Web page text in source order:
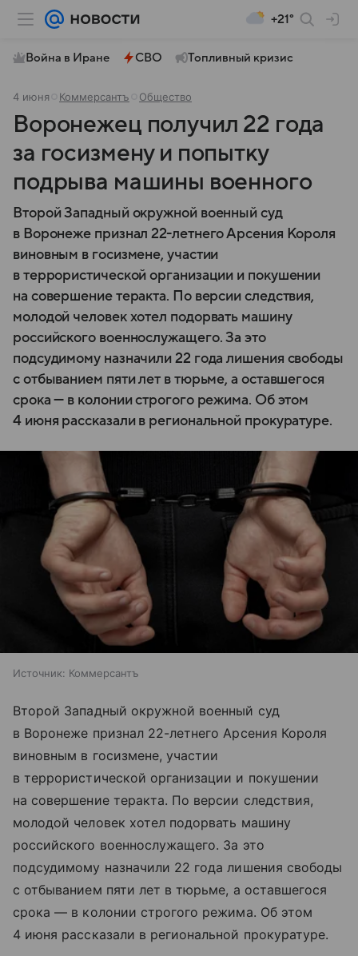
+21°
Война в Иране СВО Топливный кризис
4 июня Коммерсантъ Общество
Воронежец получил 22 года
за госизмену и попытку
подрыва машины военного
Второй Западный окружной военный суд
в Воронеже признал 22-летнего Арсения Короля
виновным в госизмене, участии
в террористической организации и покушении
на совершение теракта. По версии следствия,
молодой человек хотел подорвать машину
российского военнослужащего. За это
подсудимому назначили 22 года лишения свободы
с отбыванием пяти лет в тюрьме, а оставшегося
срока — в колонии строгого режима. Об этом
4 июня рассказали в региональной прокуратуре.
Источник: Коммерсантъ
Второй Западный окружной военный суд
в Воронеже признал 22-летнего Арсения Короля
виновным в госизмене, участии
в террористической организации и покушении
на совершение теракта. По версии следствия,
молодой человек хотел подорвать машину
российского военнослужащего. За это
подсудимому назначили 22 года лишения свободы
с отбыванием пяти лет в тюрьме, а оставшегося
срока — в колонии строгого режима. Об этом
4 июня рассказали в региональной прокуратуре.